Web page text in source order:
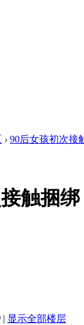
› 90后女孩初次接
触捆绑
| 显示全部楼层